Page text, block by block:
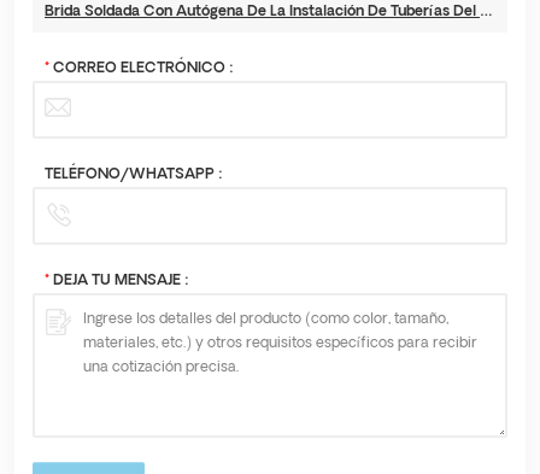
Brida Soldada Con Autógena De La Instalación De Tuberías Del Acero Inoxidable Del Acero Inoxidable
* CORREO ELECTRÓNICO :
TELÉFONO/WHATSAPP :
* DEJA TU MENSAJE :